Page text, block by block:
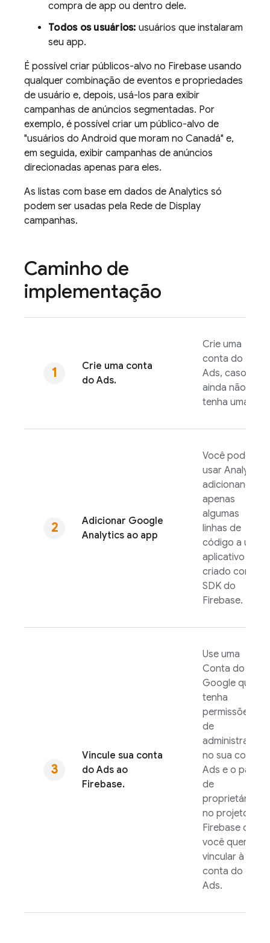
compra de app ou dentro dele.
Todos os usuários: usuários que instalaram
seu app.
É possível criar públicos-alvo no Firebase usando
qualquer combinação de eventos e propriedades
de usuário e, depois, usá-los para exibir
campanhas de anúncios segmentadas. Por
exemplo, é possível criar um público-alvo de
"usuários do Android que moram no Canadá" e,
em seguida, exibir campanhas de anúncios
direcionadas apenas para eles.
As listas com base em dados de Analytics só
podem ser usadas pela Rede de Display
campanhas.
Caminho de
implementação
Crie uma conta
do Ads.
Crie uma
conta do
Ads, caso
ainda não
tenha uma.
Adicionar Google
Analytics ao app
Você pode
usar Analytics
adicionando
apenas
algumas
linhas de
código a um
aplicativo
criado com o
SDK do
Firebase.
Vincule sua conta
do Ads ao
Firebase.
Use uma
Conta do
Google que
tenha
permissões
de
administrador
no sua conta
Ads e o papel
de
proprietário
no projeto do
Firebase que
você quer
vincular à sua
conta do
Ads.